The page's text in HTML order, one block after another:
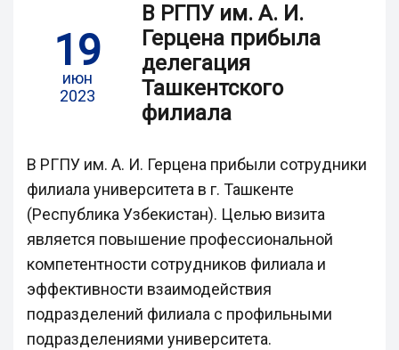
19
июн
2023
В РГПУ им. А. И.
Герцена прибыла
делегация
Ташкентского
филиала
В РГПУ им. А. И. Герцена прибыли сотрудники
филиала университета в г. Ташкенте
(Республика Узбекистан). Целью визита
является повышение профессиональной
компетентности сотрудников филиала и
эффективности взаимодействия
подразделений филиала с профильными
подразделениями университета.